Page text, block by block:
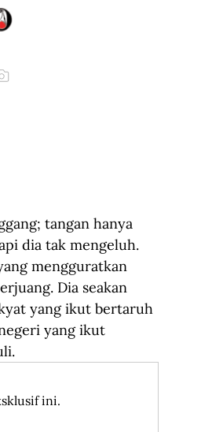
tangan hanya
dia tak mengeluh.
mengguratkan
Dia seakan
yang ikut bertaruh
yang ikut
ini.